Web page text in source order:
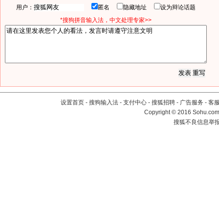
用户： 匿名 隐藏地址
设为辩论话题
*搜狗拼音输入法，中文处理专家>>
设置首页 - 搜狗输入法 - 支付中心 - 搜狐招聘 - 广告服务 - 客
Copyright©2016
搜狐不良信息举